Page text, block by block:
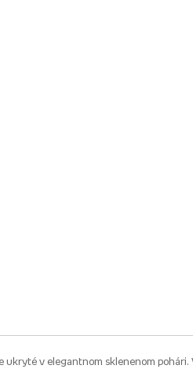
v elegantnom sklenenom pohári.